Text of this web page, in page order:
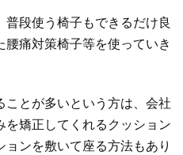
段使う椅子もできるだけ良
痛対策椅子等を使っていき
ことが多いという方は、会社
矯正してくれるクッション
ンを敷いて座る方法もあり